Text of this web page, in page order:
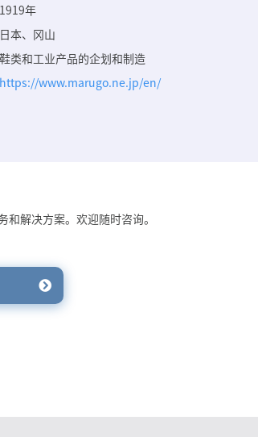
1919年
日本、冈山
鞋类和工业产品的企划和制造
https://www.marugo.ne.jp/en/
解决方案。欢迎随时咨询。